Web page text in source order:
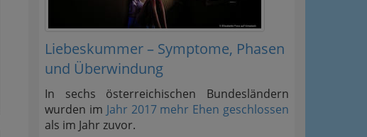
Liebeskummer – Symptome, Phasen
und Überwindung
In sechs österreichischen Bundesländern
wurden im Jahr 2017 mehr Ehen geschlossen
als im Jahr zuvor.